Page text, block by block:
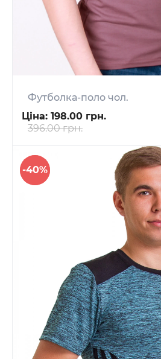
Футболка-поло чол.
Ціна: 198.00 грн.
396.00 грн.
-40%